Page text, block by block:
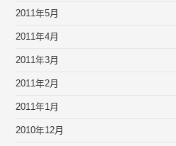
2011年5月
2011年4月
2011年3月
2011年2月
2011年1月
2010年12月